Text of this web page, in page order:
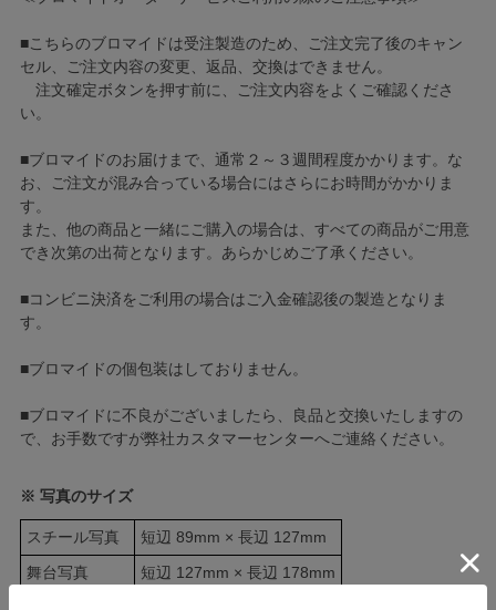
■こちらのブロマイドは受注製造のため、ご注文完了後のキャン
セル、ご注文内容の変更、返品、交換はできません。
注文確定ボタンを押す前に、ご注文内容をよくご確認くださ
い。
■ブロマイドのお届けまで、通常２～３週間程度かかります。な
お、ご注文が混み合っている場合にはさらにお時間がかかりま
す。
また、他の商品と一緒にご購入の場合は、すべての商品がご用意
でき次第の出荷となります。あらかじめご了承ください。
■コンビニ決済をご利用の場合はご入金確認後の製造となりま
す。
■ブロマイドの個包装はしておりません。
■ブロマイドに不良がございましたら、良品と交換いたしますの
で、お手数ですが弊社カスタマーセンターへご連絡ください。
※ 写真のサイズ
スチール写真
短辺 89mm × 長辺 127mm
舞台写真
短辺 127mm × 長辺 178mm